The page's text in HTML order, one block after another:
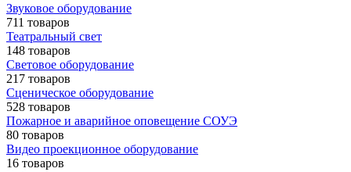
Звуковое оборудование
711 товаров
Театральный свет
148 товаров
Световое оборудование
217 товаров
Сценическое оборудование
528 товаров
Пожарное и аварийное оповещение СОУЭ
80 товаров
Видео проекционное оборудование
16 товаров